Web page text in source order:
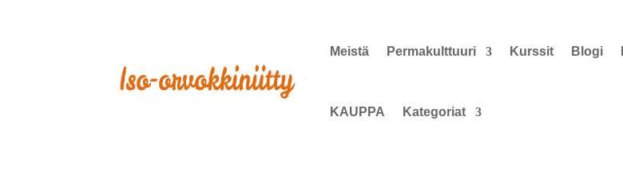
Meistä Permakulttuuri Kurssit Blogi
KAUPPA Kategoriat